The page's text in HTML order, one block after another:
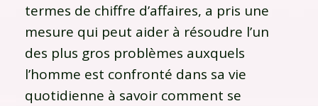
termes de chiffre d’affaires, a pris une
mesure qui peut aider à résoudre l’un
des plus gros problèmes auxquels
l’homme est confronté dans sa vie
quotidienne à savoir comment se